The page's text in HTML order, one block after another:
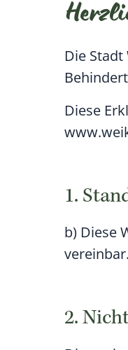
Die
Diese
1.
b) Diese
vereinbar.
2.